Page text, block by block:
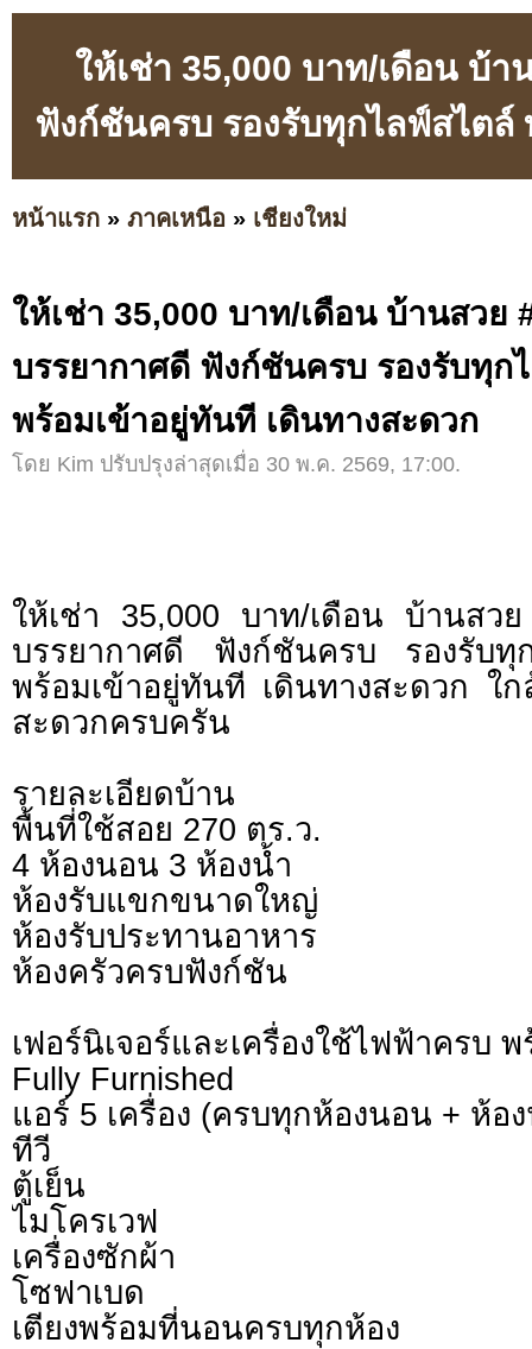
ให้เช่า 35,000 บาท/เดือน บ้
ฟังก์ชันครบ รองรับทุกไลฟ์สไตล์
หน้าแรก » ภาคเหนือ » เชียงใหม่
ให้เช่า 35,000 บาท/เดือน บ้านสวย
บรรยากาศดี ฟังก์ชันครบ รองรับทุก
พร้อมเข้าอยู่ทันที เดินทางสะดวก
โดย Kim ปรับปรุงล่าสุดเมื่อ 30 พ.ค. 2569, 17:00.
ให้เช่า 35,000 บาท/เดือน บ้านสว
บรรยากาศดี ฟังก์ชันครบ รองรับทุ
พร้อมเข้าอยู่ทันที เดินทางสะดวก ใ
สะดวกครบครัน
รายละเอียดบ้าน
พื้นที่ใช้สอย 270 ตร.ว.
4 ห้องนอน 3 ห้องน้ำ
ห้องรับแขกขนาดใหญ่
ห้องรับประทานอาหาร
ห้องครัวครบฟังก์ชัน
เฟอร์นิเจอร์และเครื่องใช้ไฟฟ้าครบ พ
Fully Furnished
แอร์ 5 เครื่อง (ครบทุกห้องนอน + ห้อ
ทีวี
ตู้เย็น
ไมโครเวฟ
เครื่องซักผ้า
โซฟาเบด
เตียงพร้อมที่นอนครบทุกห้อง